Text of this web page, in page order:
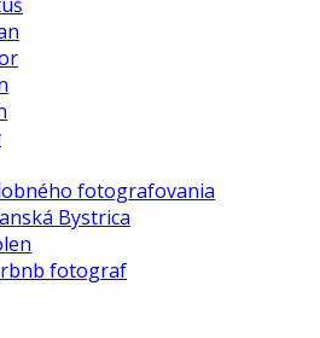
fotografovania
Bystrica
fotograf